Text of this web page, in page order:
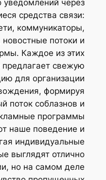
уведомлений через
средства связи:
коммуникаторы,
потоки и
Каждое из этих
свежую
для организации
формируя
поток соблазнов и
программы
наше поведение и
индивидуальные
выглядят отлично
но на самом деле